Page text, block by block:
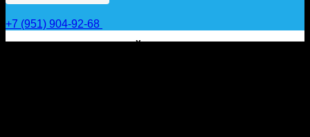
+7 (951) 904-92-68